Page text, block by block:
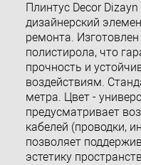
Плинтус Decor
дизайнерский
ремонта.
полистирола, что
прочность и
воздействиям.
метра. Цвет -
предусматривает
кабелей (проводки,
позволяет
эстетику